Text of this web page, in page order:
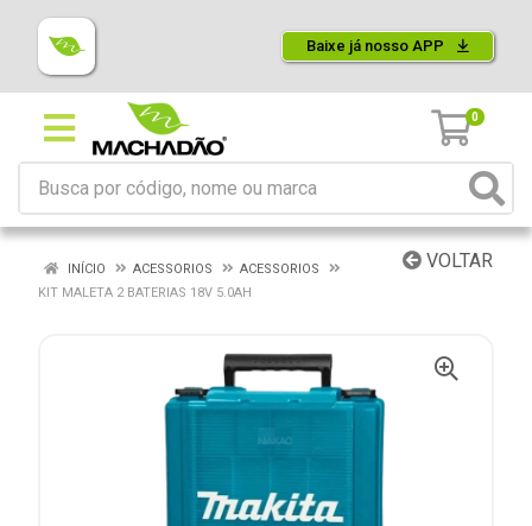
Baixe já nosso APP
0
VOLTAR
INÍCIO ACESSORIOS
ACESSORIOS
KIT MALETA 2 BATERIAS 18V 5.0AH